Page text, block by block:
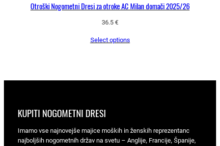
Otroški Nogometni Dresi za otroke AC Milan domači 2025/26
36.5 €
Select options
KUPITI NOGOMETNI DRESI
Imamo vse najnovejše majice moških in ženskih reprezentanc
najboljših nogometnih držav na svetu – Anglije, Francije, Španije,